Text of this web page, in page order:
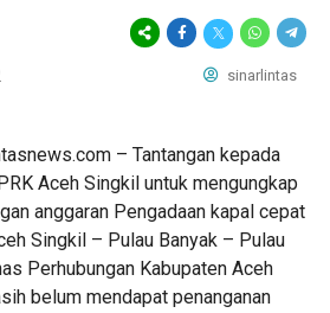
sinarlintas
– Tantangan kepada
Aceh Singkil untuk mengungkap
anggaran Pengadaan kapal cepat
Singkil – Pulau Banyak – Pulau
Perhubungan Kabupaten Aceh
belum mendapat penanganan